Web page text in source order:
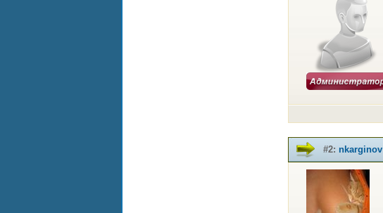
#2: nkarginov